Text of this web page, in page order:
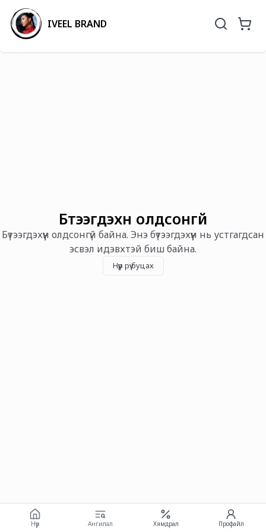
IVEEL BRAND
Бүтээгдэхүүн олдсонгүй
Бүтээгдэхүүн олдсонгүй байна. Энэ бүтээгдэхүүн нь устгагдсан
эсвэл идэвхтэй биш байна.
Нүүр рүү буцах
Нүүр Ангилал Хямдрал Профайл